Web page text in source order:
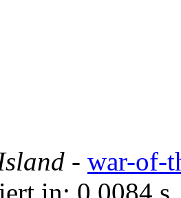
- war-of-
in: 0.0084 s